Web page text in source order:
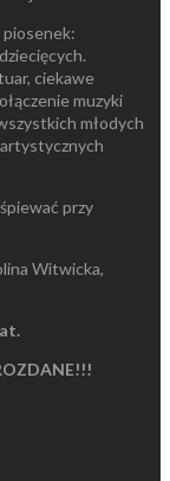
ciekawe
muzyki
młodych
przy
Witwicka,